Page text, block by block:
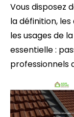
Vous disposez
la définition,
les usages de
essentielle :
professionnels